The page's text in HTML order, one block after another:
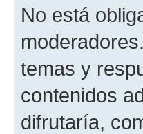
No está
temas y
contenidos
difrutaría,